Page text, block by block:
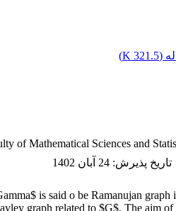
(
321.5 K
)
of Mathematical Sciences and
تاریخ پذیرش: 24 آبان 1402
is said o be Ramanujan
graph related to $G$. The aim